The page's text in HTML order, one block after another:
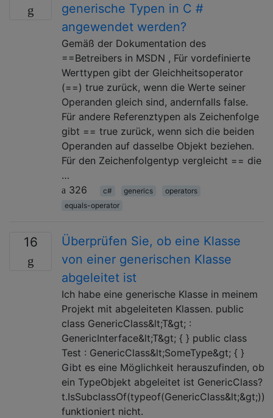
generische Typen in C #
angewendet werden?
Gemäß der Dokumentation des
==Betreibers in MSDN , Für vordefinierte
Werttypen gibt der Gleichheitsoperator
(==) true zurück, wenn die Werte seiner
Operanden gleich sind, andernfalls false.
Für andere Referenztypen als Zeichenfolge
gibt == true zurück, wenn sich die beiden
Operanden auf dasselbe Objekt beziehen.
Für den Zeichenfolgentyp vergleicht == die
…
326
c# generics
operators
equals-operator
16
Überprüfen Sie, ob eine Klasse
von einer generischen Klasse
abgeleitet ist
Ich habe eine generische Klasse in meinem
Projekt mit abgeleiteten Klassen. public
class GenericClass&lt;T&gt; :
GenericInterface&lt;T&gt; { } public class
Test : GenericClass&lt;SomeType&gt; { }
Gibt es eine Möglichkeit herauszufinden, ob
ein TypeObjekt abgeleitet ist GenericClass?
t.IsSubclassOf(typeof(GenericClass&lt;&gt;))
funktioniert nicht.